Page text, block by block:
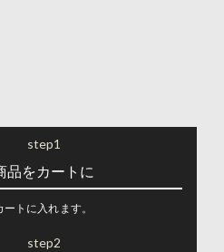
step1
品をカートに
トに入れます。
step2